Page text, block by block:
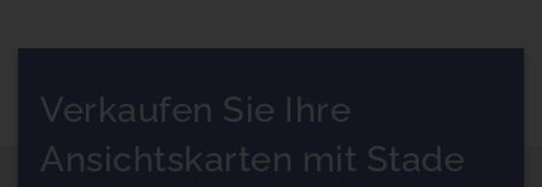
Verkaufen Sie Ihre
Ansichtskarten mit Stade